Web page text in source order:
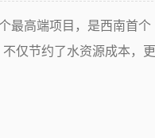
最高端项目，是西南首个
仅节约了水资源成本，更